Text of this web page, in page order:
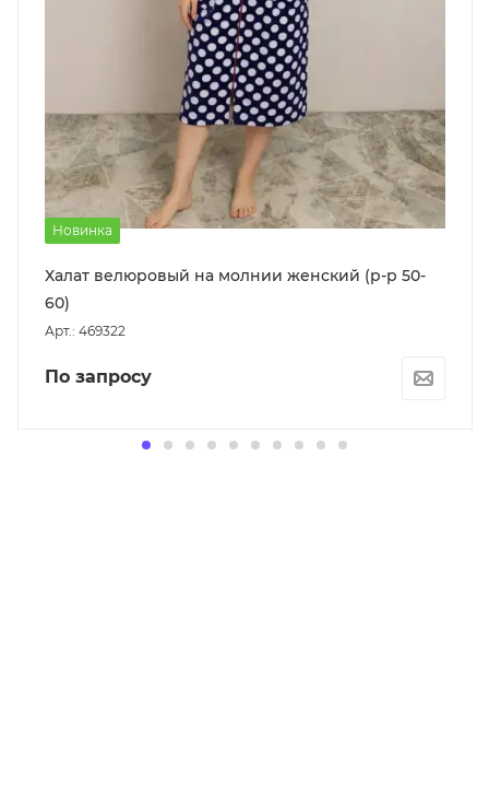
Новинка
Халат велюровый на молнии женский (р-р 50-
60)
Арт.: 469322
По запросу